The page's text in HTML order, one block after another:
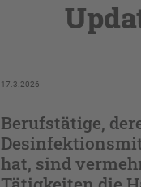
17.3.2026
Berufstätige,
hat, sind